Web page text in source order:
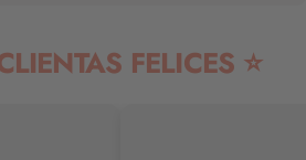
FELICES ⭐